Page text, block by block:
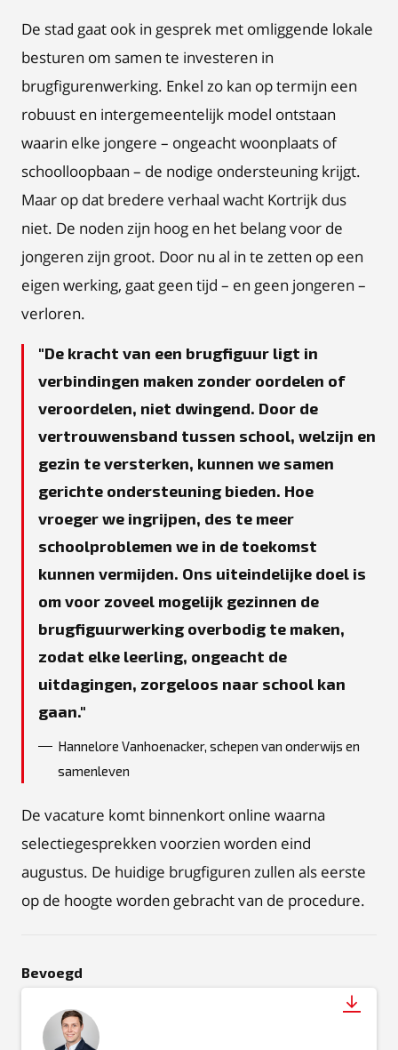
De stad gaat ook in gesprek met omliggende lokale
besturen om samen te investeren in
brugfigurenwerking. Enkel zo kan op termijn een
robuust en intergemeentelijk model ontstaan
waarin elke jongere – ongeacht woonplaats of
schoolloopbaan – de nodige ondersteuning krijgt.
Maar op dat bredere verhaal wacht Kortrijk dus
niet. De noden zijn hoog en het belang voor de
jongeren zijn groot. Door nu al in te zetten op een
eigen werking, gaat geen tijd – en geen jongeren –
verloren.
De kracht van een brugfiguur ligt in
verbindingen maken zonder oordelen of
veroordelen, niet dwingend. Door de
vertrouwensband tussen school, welzijn en
gezin te versterken, kunnen we samen
gerichte ondersteuning bieden. Hoe
vroeger we ingrijpen, des te meer
schoolproblemen we in de toekomst
kunnen vermijden. Ons uiteindelijke doel is
om voor zoveel mogelijk gezinnen de
brugfiguurwerking overbodig te maken,
zodat elke leerling, ongeacht de
uitdagingen, zorgeloos naar school kan
gaan.
Hannelore Vanhoenacker, schepen van onderwijs en
samenleven
De vacature komt binnenkort online waarna
selectiegesprekken voorzien worden eind
augustus. De huidige brugfiguren zullen als eerste
op de hoogte worden gebracht van de procedure.
Bevoegd